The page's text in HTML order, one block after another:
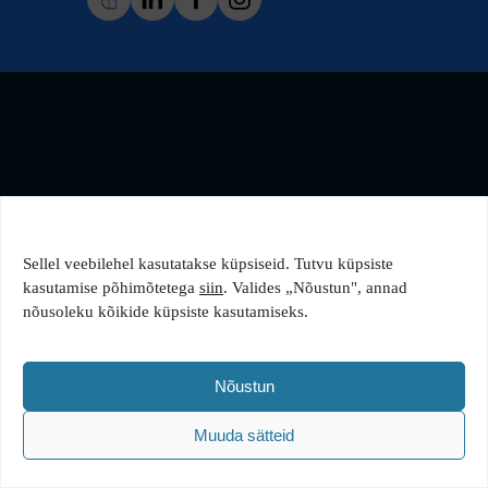
Sellel veebilehel kasutatakse küpsiseid. Tutvu küpsiste
kasutamise põhimõtetega siin. Valides „Nõustun", annad
nõusoleku kõikide küpsiste kasutamiseks.
Nõustun
Muuda sätteid